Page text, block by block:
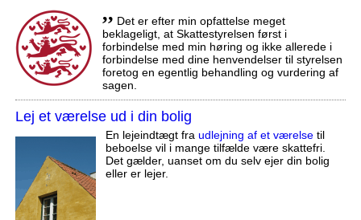
,, Det er efter min opfattelse meget
beklageligt, at Skattestyrelsen først i
forbindelse med min høring og ikke allerede i
forbindelse med dine henvendelser til styrelsen
foretog en egentlig behandling og vurdering af
sagen.
Lej et værelse ud i din bolig
En lejeindtægt fra udlejning af et værelsetil
beboelse vil i mange tilfælde være skattefri.
Det gælder, uanset om du selv ejer din bolig
eller er lejer.